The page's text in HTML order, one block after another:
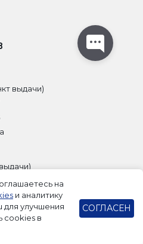
выдачи)
на
и аналитику
для улучшения
cookies в
СОГЛАСЕН